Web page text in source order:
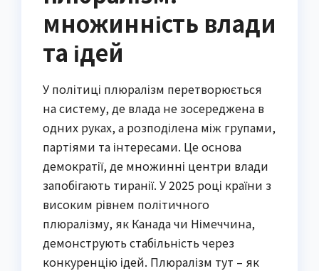
множинність влади
та ідей
У політиці плюралізм перетворюється
на систему, де влада не зосереджена в
одних руках, а розподілена між групами,
партіями та інтересами. Це основа
демократії, де множинні центри влади
запобігають тиранії. У 2025 році країни з
високим рівнем політичного
плюралізму, як Канада чи Німеччина,
демонструють стабільність через
конкуренцію ідей. Плюралізм тут – як